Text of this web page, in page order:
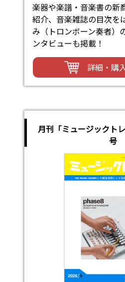
楽器や楽譜・音楽書の新
紹介、音楽雑誌の目次を
み（トロンボーン奏者）
ンタビューも掲載！
詳細・購
月刊「ミュージックト
号